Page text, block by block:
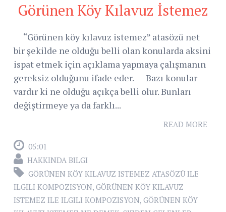
Görünen Köy Kılavuz İstemez
“Görünen köy kılavuz istemez” atasözü net
bir şekilde ne olduğu belli olan konularda aksini
ispat etmek için açıklama yapmaya çalışmanın
gereksiz olduğunu ifade eder. Bazı konular
vardır ki ne olduğu açıkça belli olur. Bunları
değiştirmeye ya da farklı...
READ MORE
05:01
HAKKINDA BILGI
GÖRÜNEN KÖY KILAVUZ ISTEMEZ ATASÖZÜ ILE
ILGILI KOMPOZISYON, GÖRÜNEN KÖY KILAVUZ
ISTEMEZ ILE ILGILI KOMPOZISYON, GÖRÜNEN KÖY